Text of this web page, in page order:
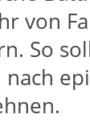
von
So